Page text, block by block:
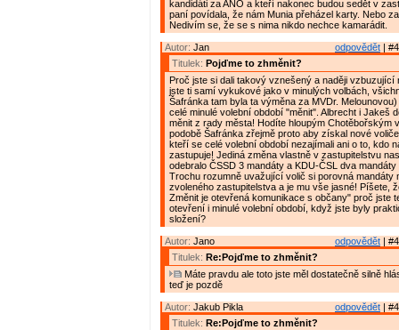
kandidáti za ANO a kteří nakonec budou sedět v
paní povídala, že nám Munia přeházel karty. Nebo
Nedivím se, že se s nima nikdo nechce kamarádit.
odpovědět |
Autor: Jan
Titulek: Pojďme to zhměnit?
Proč jste si dali takový vznešený a naději vzbuzující
jste ti samí vykukové jako v minulých volbách,
Šafránka tam byla ta výměna za MVDr.
celé minulé volební období "měnit". Albrecht i Jakeš
měnit z rady města! Hodíte hloupým Chotěbořským
podobě Šafránka zřejmě proto aby získal nové
kteří se celé volební období nezajímali ani o to, kdo
zastupuje! Jediná změna vlastně v zastupitelstvu
odebralo ČSSD 3 mandáty a KDU-ČSL dva mandáty
Trochu rozumně uvažující volič si porovná mandáty
zvoleného zastupitelstva a je mu vše jasné! Píšete,
Změnit je otevřená komunikace s občany" proč jste
otevření i minulé volební období, když jste byly
složení?
odpovědět |
Autor: Jano
Titulek: Re:Pojďme to zhměnit?
Máte pravdu ale toto jste měl dostatečně silně
teď je pozdě
odpovědět |
Autor: Jakub Pikla
Titulek: Re:Pojďme to zhměnit?